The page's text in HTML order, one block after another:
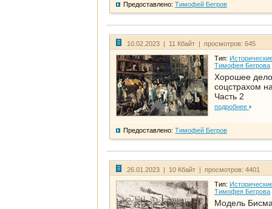
Предоставлено: Тимофей Бегров
10.02.2023 | 11 Кбайт | просмотров: 645
Тип:
Тимофея Бегрова
Хорошее дело
соцстрахом
Часть 2
подробнее
Предоставлено: Тимофей Бегров
26.01.2023 | 10 Кбайт | просмотров: 4401
Тип:
Тимофея Бегрова
Модель